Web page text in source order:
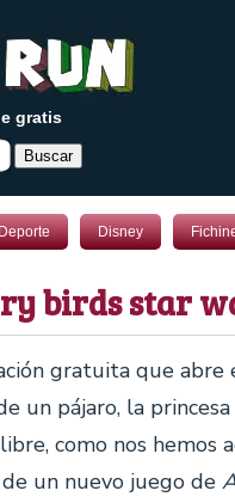
gratis
Buscar
Disney
birds star
gratuita que
un pájaro, la
como nos hemos
un nuevo juego de